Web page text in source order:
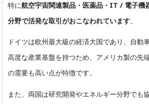
特に航空宇宙関連製品・医薬品・IT / 電子機
分野で活発な取引がおこなわれています。
ドイツは欧州最大級の経済大国であり、自動
高度な産業基盤を持つため、アメリカ製の先
の需要も高い点が特徴です。
また、両国は研究開発やエネルギー分野でも